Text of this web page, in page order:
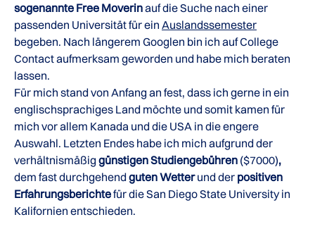
sogenannte Free Moverinauf die Suche nach einer
passenden Universität für ein Auslandssemester
begeben. Nach längerem Googlen bin ich auf College
Contact aufmerksam geworden und habe mich beraten
lassen.
Für mich stand von Anfang an fest, dass ich gerne in ein
englischsprachiges Land möchte und somit kamen für
mich vor allem Kanada und die USA in die engere
Auswahl. Letzten Endes habe ich mich aufgrund der
verhältnismäßig günstigen Studiengebühren ($7000),
dem fast durchgehend guten Wetterund der positiven
Erfahrungsberichtefür die San Diego State University in
Kalifornien entschieden.